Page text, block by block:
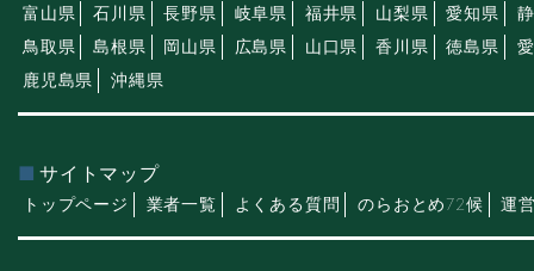
富山県
石川県 長野県 岐阜県 福井県 山梨県 愛知県
鳥取県
島根県 岡山県 広島県 山口県 香川県 徳島県
鹿児島県
沖縄県
サイトマップ
トップページ 業者一覧 よくある質問 のらおとめ72候 運